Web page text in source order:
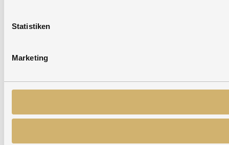
Statistiken
Marketing